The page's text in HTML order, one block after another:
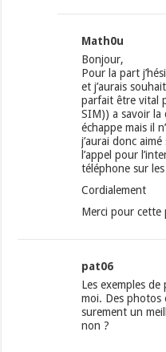
Math0u
Bonjour,
Pour la part
et j’aurais
parfait être vital
SIM)) a savoir la
échappe mais il
j’aurai donc
l’appel pour
téléphone sur
Cordialement
Merci pour cette
pat06
Les exemples
moi. Des photos
surement un
non ?